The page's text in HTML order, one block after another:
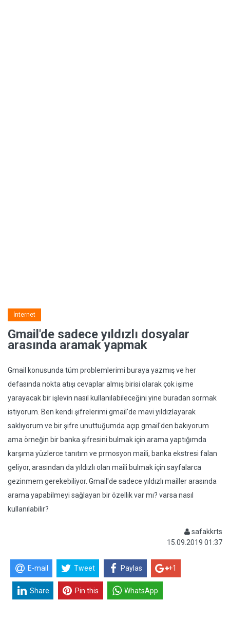
İnternet
Gmail'de sadece yıldızlı dosyalar
arasında aramak yapmak
Gmail konusunda tüm problemlerimi buraya yazmış ve her
defasında nokta atışı cevaplar almış birisi olarak çok işime
yarayacak bir işlevin nasıl kullanılabileceğini yine buradan sormak
istiyorum. Ben kendi şifrelerimi gmail'de mavi yıldızlayarak
saklıyorum ve bir şifre unuttuğumda açıp gmail'den bakıyorum
ama örneğin bir banka şifresini bulmak için arama yaptığımda
karşıma yüzlerce tanıtım ve prmosyon maili, banka ekstresi falan
geliyor, arasından da yıldızlı olan maili bulmak için sayfalarca
gezinmem gerekebiliyor. Gmail'de sadece yıldızlı mailler arasında
arama yapabilmeyi sağlayan bir özellik var mı? varsa nasıl
kullanılabilir?
safakkrts
15.09.2019 01:37
E-mail Tweet Paylas +1
Share Pin this WhatsApp